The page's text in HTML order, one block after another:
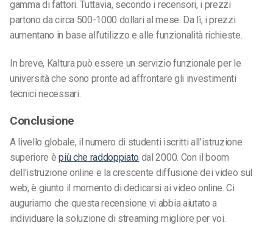
gamma di fattori. Tuttavia, secondo i recensori, i prezzi
partono da circa 500-1000 dollari al mese. Da lì, i prezzi
aumentano in base all’utilizzo e alle funzionalità richieste.
In breve, Kaltura può essere un servizio funzionale per le
università che sono pronte ad affrontare gli investimenti
tecnici necessari.
Conclusione
A livello globale, il numero di studenti iscritti all’istruzione
superiore èpiù che raddoppiato dal 2000. Con il boom
dell’istruzione online e la crescente diffusione dei video sul
web, è giunto il momento di dedicarsi ai video online. Ci
auguriamo che questa recensione vi abbia aiutato a
individuare la soluzione di streaming migliore per voi.